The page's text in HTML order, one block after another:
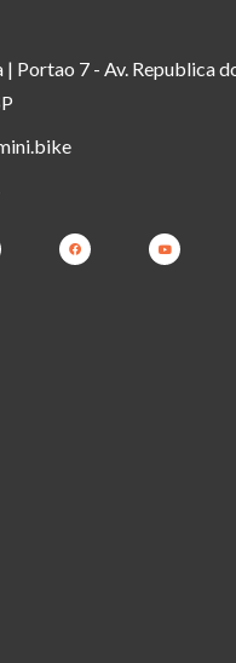
Portao 7 - Av. Republica